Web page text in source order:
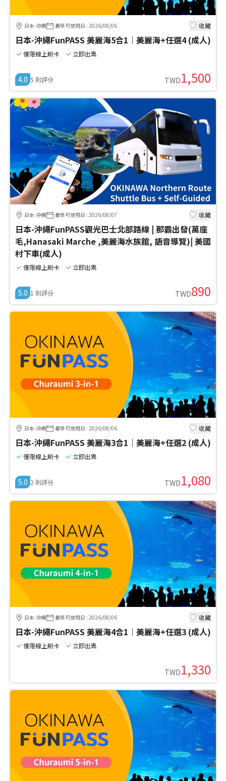
日本-沖繩 最早可使用日 : 2026/08/06 收藏
日本-沖繩FunPASS 美麗海5合1｜美麗海+任選4 (成人)
僅限線上刷卡 立即出票
4.0 5 則評分 TWD1,500
日本-沖繩 最早可使用日 : 2026/08/07 收藏
日本-沖繩FunPASS觀光巴士北部路線 | 那霸出發(萬座
毛,Hanasaki Marche ,美麗海水族館, 語音導覽)| 美國
村下車(成人)
僅限線上刷卡 立即出票
5.0 1 則評分 TWD890
日本-沖繩 最早可使用日 : 2026/08/06 收藏
日本-沖繩FunPASS 美麗海3合1｜美麗海+任選2 (成人)
僅限線上刷卡 立即出票
5.0 2 則評分 TWD1,080
日本-沖繩 最早可使用日 : 2026/08/06 收藏
日本-沖繩FunPASS 美麗海4合1｜美麗海+任選3 (成人)
僅限線上刷卡 立即出票
TWD1,330